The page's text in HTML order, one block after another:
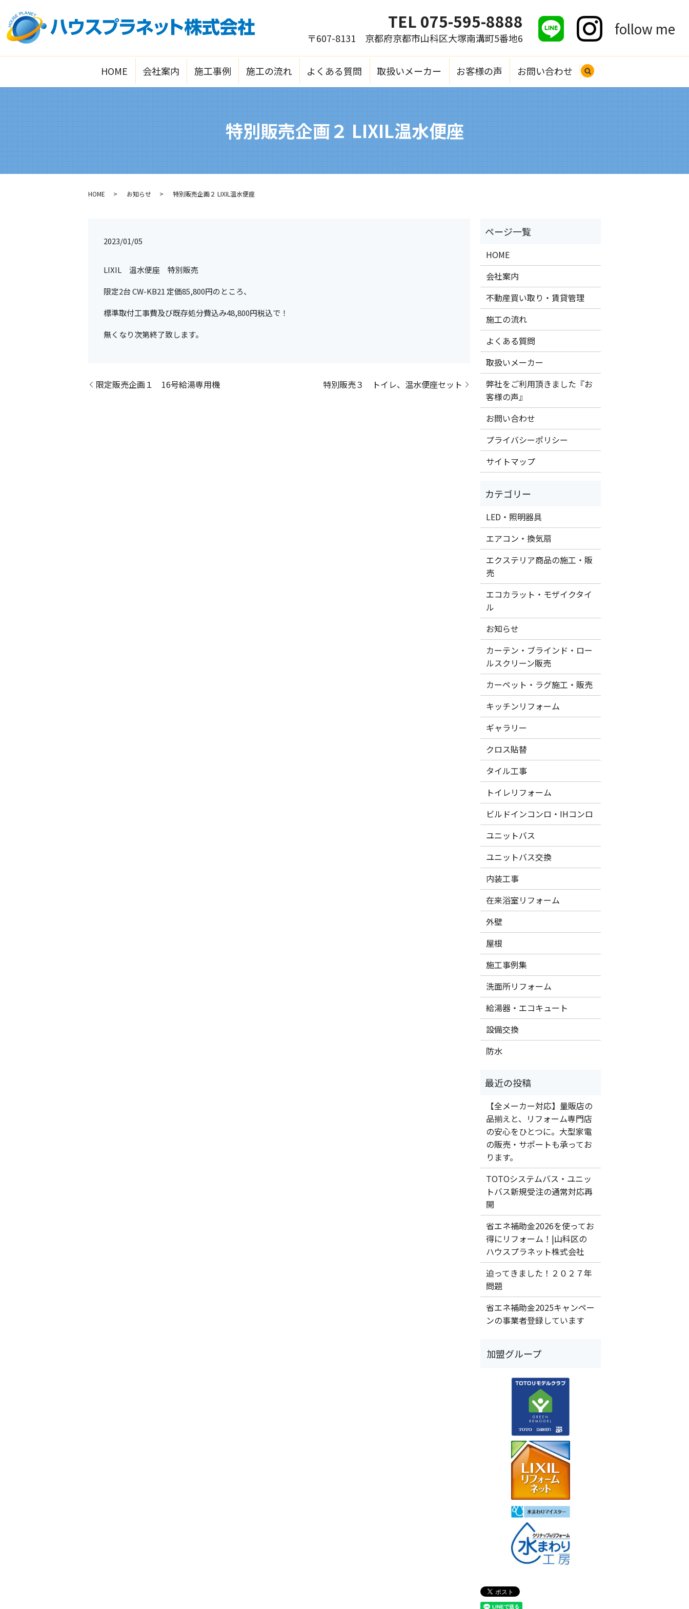
HOME 会社案内 施工事例 施工の流れ よくある質問 取扱いメーカー お客様の声 お問い合わせ
search
TEL 075-595-8888
〒607-8131 京都府京都市山科区大塚南溝町5番地6 follow me
特別販売企画２ LIXIL温水便座
HOME お知らせ 特別販売企画２ LIXIL温水便座
2023/01/05
LIXIL 温水便座 特別販売
限定2台 CW-KB21 定価85,800円のところ、
標準取付工事費及び既存処分費込み48,800円税込で！
無くなり次第終了致します。
限定販売企画１ 16号給湯専用機 特別販売３ トイレ、温水便座セット
HOME
会社案内
不動産買い取り・賃貸管理
施工の流れ
よくある質問
取扱いメーカー
弊社をご利用頂きました『お
客様の声』
お問い合わせ
プライバシーポリシー
サイトマップ
LED・照明器具
エアコン・換気扇
エクステリア商品の施工・販
売
エコカラット・モザイクタイ
ル
お知らせ
カーテン・ブラインド・ロー
ルスクリーン販売
カーペット・ラグ施工・販売
キッチンリフォーム
ギャラリー
クロス貼替
タイル工事
トイレリフォーム
ビルドインコンロ・IHコンロ
ユニットバス
ユニットバス交換
内装工事
在来浴室リフォーム
外壁
屋根
施工事例集
洗面所リフォーム
給湯器・エコキュート
設備交換
防水
【全メーカー対応】量販店の
品揃えと、リフォーム専門店
の安心をひとつに。大型家電
の販売・サポートも承ってお
ります。
TOTOシステムバス・ユニッ
トバス新規受注の通常対応再
開
省エネ補助金2026を使ってお
得にリフォーム！|山科区の
ハウスプラネット株式会社
迫ってきました！２０２７年
問題
省エネ補助金2025キャンペー
ンの事業者登録しています
加盟グループ